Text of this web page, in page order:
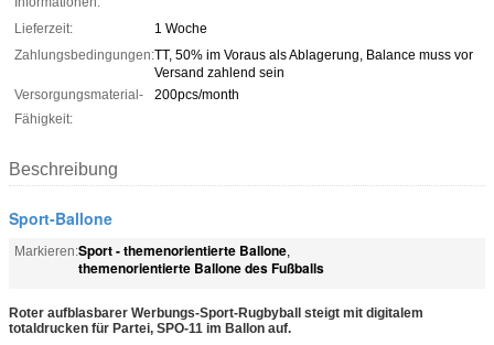
Lieferzeit:
1 Woche
Zahlungsbedingungen:TT, 50% im Voraus als Ablagerung, Balance muss vor
Versand zahlend sein
Versorgungsmaterial-
Fähigkeit:
200pcs/month
Beschreibung
Sport-Ballone
Markieren:Sport - themenorientierte Ballone,
themenorientierte Ballone des Fußballs
Roter aufblasbarer Werbungs-Sport-Rugbyball steigt mit digitalem
totaldrucken für Partei, SPO-11 im Ballon auf.